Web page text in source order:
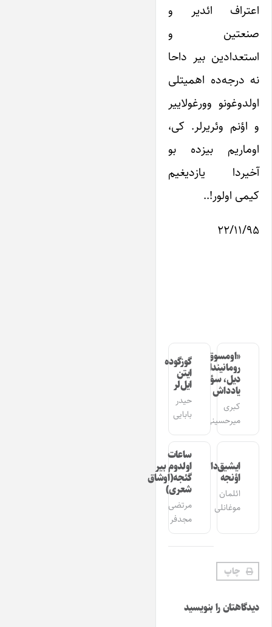
اعتراف ائدیر و
صنعتین و
استعدادین بیر داحا
نه درجه‌ده اهمیتلی
اولدوغونو وورغولاییر
و اؤنم وئریرلر. کی،
اوماریم بیزده بو
آخیردا یازدیغیم
کیمی اولور!..
۲۲/۱۱/۹۵
«اومسوق»
رومانیندا
دیل، سؤز،
یادداش
کبری
میرحسینی
گوزگوده
ایتن
ایل‌لر
حیدر
بابایی
ایشیق‌دان
اؤنجه
ائلمان
موغانلی
ساعات
اولدوم بیر
گئجه(اوشاق
شعری)
مرتضی
مجدفر
چاپ
دیدگاهتان را بنویسید